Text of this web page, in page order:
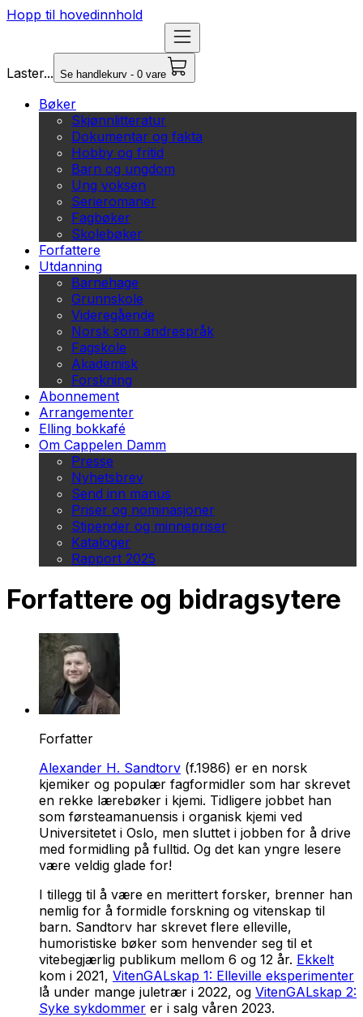
Hopp til hovedinnhold
Laster... Se handlekurv - 0 vare
Bøker
Skjønnlitteratur
Dokumentar og fakta
Hobby og fritid
Barn og ungdom
Ung voksen
Serieromaner
Fagbøker
Skolebøker
Forfattere
Utdanning
Barnehage
Grunnskole
Videregående
Norsk som andrespråk
Fagskole
Akademisk
Forskning
Abonnement
Arrangementer
Elling bokkafé
Om Cappelen Damm
Presse
Nyhetsbrev
Send inn manus
Priser og nominasjoner
Stipender og minnepriser
Kataloger
Rapport 2025
Forfattere og bidragsytere
Forfatter
Alexander H. Sandtorv (f.1986) er en norsk
kjemiker og populær fagformidler som har skrevet
en rekke lærebøker i kjemi. Tidligere jobbet han
som førsteamanuensis i organisk kjemi ved
Universitetet i Oslo, men sluttet i jobben for å drive
med formidling på fulltid. Og det kan yngre lesere
være veldig glade for!
I tillegg til å være en merittert forsker, brenner han
nemlig for å formidle forskning og vitenskap til
barn. Sandtorv har skrevet flere elleville,
humoristiske bøker som henvender seg til et
vitebegjærlig publikum mellom 6 og 12 år. Ekkelt
kom i 2021, VitenGALskap 1: Elleville eksperimenter
lå under mange juletrær i 2022, og VitenGALskap 2:
Syke sykdommer er i salg våren 2023.